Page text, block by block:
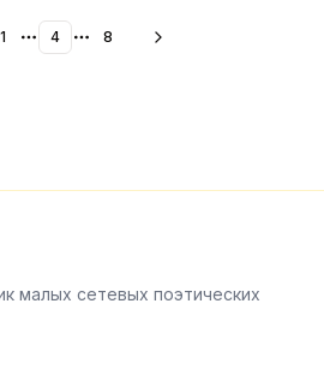
1 More pages
4 More pages
8
малых сетевых поэтических